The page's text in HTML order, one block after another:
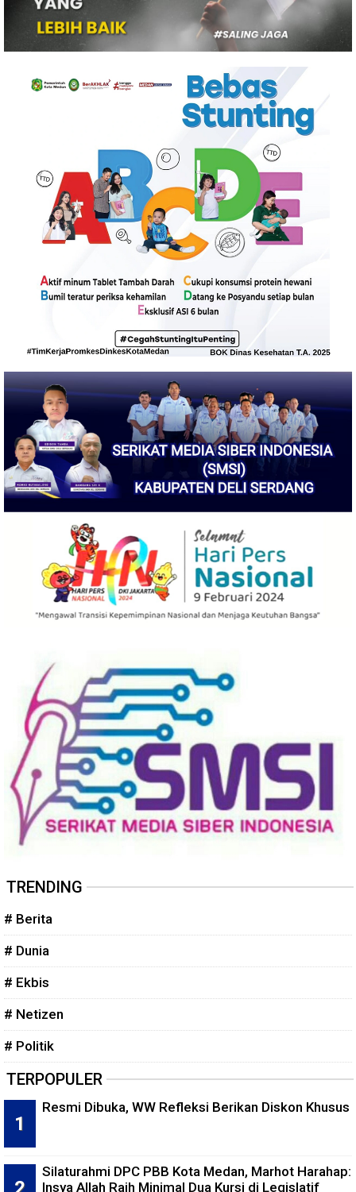
TRENDING
# Berita
# Dunia
# Ekbis
# Netizen
# Politik
TERPOPULER
Resmi Dibuka, WW Refleksi Berikan Diskon Khusus
Silaturahmi DPC PBB Kota Medan, Marhot Harahap:
Insya Allah Raih Minimal Dua Kursi di Legislatif